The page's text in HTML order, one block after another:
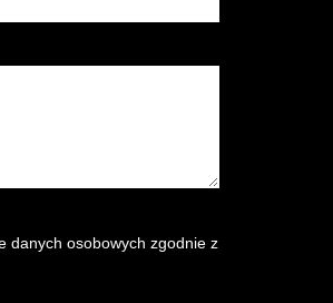
danych osobowych zgodnie z